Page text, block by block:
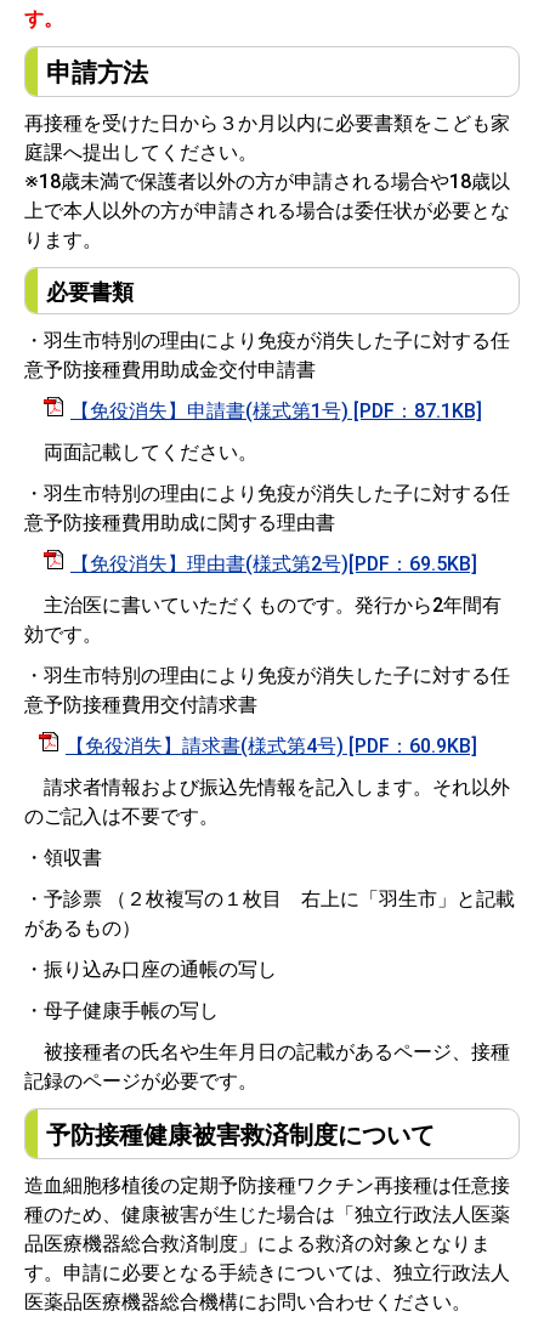
す。
申請方法
再接種を受けた日から３か月以内に必要書類をこども家
庭課へ提出してください。
※18歳未満で保護者以外の方が申請される場合や18歳以
上で本人以外の方が申請される場合は委任状が必要とな
ります。
必要書類
・羽生市特別の理由により免疫が消失した子に対する任
意予防接種費用助成金交付申請書
【免役消失】申請書(様式第1号) [PDF：87.1KB]
両面記載してください。
・羽生市特別の理由により免疫が消失した子に対する任
意予防接種費用助成に関する理由書
【免役消失】理由書(様式第2号)[PDF：69.5KB]
主治医に書いていただくものです。発行から2年間有
効です。
・羽生市特別の理由により免疫が消失した子に対する任
意予防接種費用交付請求書
【免役消失】請求書(様式第4号) [PDF：60.9KB]
請求者情報および振込先情報を記入します。それ以外
のご記入は不要です。
・領収書
・予診票 （２枚複写の１枚目 右上に「羽生市」と記載
があるもの）
・振り込み口座の通帳の写し
・母子健康手帳の写し
被接種者の氏名や生年月日の記載があるページ、接種
記録のページが必要です。
予防接種健康被害救済制度について
造血細胞移植後の定期予防接種ワクチン再接種は任意接
種のため、健康被害が生じた場合は「独立行政法人医薬
品医療機器総合救済制度」による救済の対象となりま
す。申請に必要となる手続きについては、独立行政法人
医薬品医療機器総合機構にお問い合わせください。